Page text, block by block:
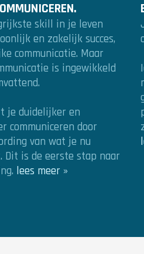
skill in je leven
en zakelijk succes,
communicatie. Maar
is ingewikkeld
je duidelijker en
communiceren door
van wat je nu
is de eerste stap naar
lees meer »